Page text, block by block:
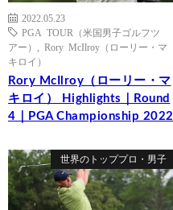
2022.05.23
PGA TOUR（米国男子ゴルフツ
アー）
Rory McIlroy（ローリー・マ
キロイ）
Rory McIlroy（ローリー・マ
キロイ） Highlights｜Round
4｜PGA Championship 2022
世界のトッププロ・男子